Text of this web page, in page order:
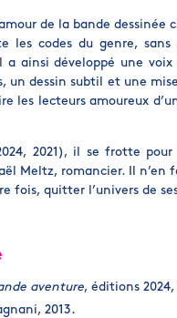
de la bande dessinée
les codes du genre,
a ainsi développé une
un dessin subtil et une
les lecteurs amoureux
2021), il se frotte pour
Meltz, romancier. Il
fois, quitter l’univers de
aventure, éditions 2024,
2013.